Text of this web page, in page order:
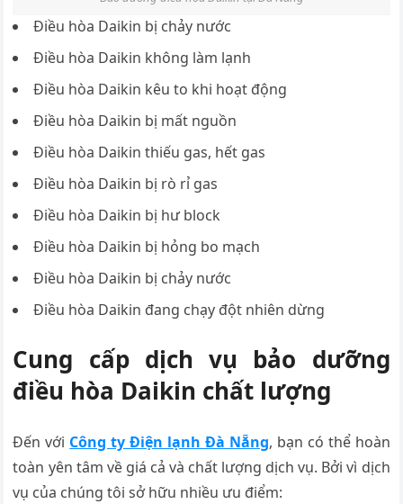
Điều hòa Daikin bị chảy nước
Điều hòa Daikin không làm lạnh
Điều hòa Daikin kêu to khi hoạt động
Điều hòa Daikin bị mất nguồn
Điều hòa Daikin thiếu gas, hết gas
Điều hòa Daikin bị rò rỉ gas
Điều hòa Daikin bị hư block
Điều hòa Daikin bị hỏng bo mạch
Điều hòa Daikin bị chảy nước
Điều hòa Daikin đang chạy đột nhiên dừng
Cung cấp dịch vụ bảo dưỡng
điều hòa Daikin chất lượng
Đến với Công ty Điện lạnh Đà Nẵng, bạn có thể hoàn
toàn yên tâm về giá cả và chất lượng dịch vụ. Bởi vì dịch
vụ của chúng tôi sở hữu nhiều ưu điểm: